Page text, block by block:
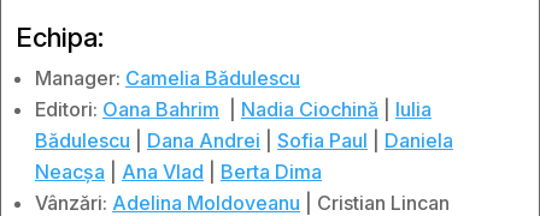
Echipa:
Manager: Camelia Bădulescu
Editori: Oana Bahrim Nadia Ciochină
Iulia
Bădulescu
Dana Andrei Sofia Paul
Daniela
Neacșa
Ana Vlad
Berta Dima
Vânzări: Adelina Moldoveanu | Cristian Lincan